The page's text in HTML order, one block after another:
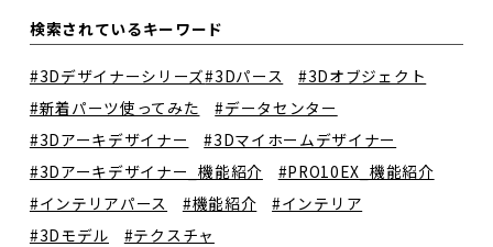
検索されているキーワード
#3Dデザイナーシリーズ#3Dパース
#3Dオブジェクト
#新着パーツ使ってみた
#データセンター
#3Dアーキデザイナー
#3Dマイホームデザイナー
#3Dアーキデザイナー_機能紹介
#PRO10EX_機能紹介
#インテリアパース
#機能紹介
#インテリア
#3Dモデル
#テクスチャ